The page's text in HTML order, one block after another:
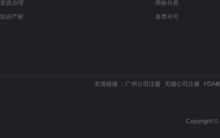
资质办理
知识产权
商标分类
各类许可
友情链接 ： 广州公司注册 无锡公司注册 FDA
Copyright ©